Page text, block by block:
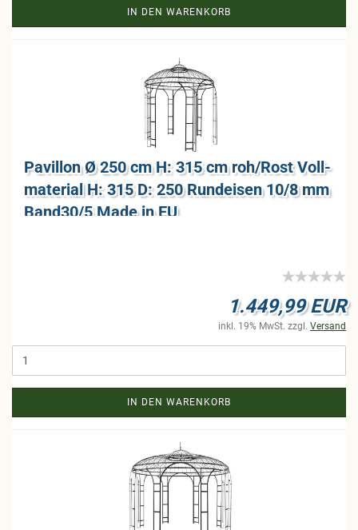
IN DEN WARENKORB
Pa­vil­lon Ø 250 cm H: 315 cm roh/Rost Voll­
ma­te­ri­al H: 315 D: 250 Rund­ei­sen 10/8 mm
Band30/5 Made in EU
1.449,99 EUR
inkl. 19% MwSt. zzgl. Versand
IN DEN WARENKORB